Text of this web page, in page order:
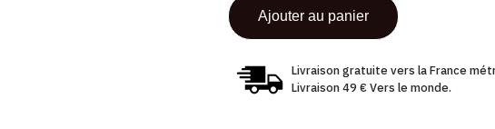
Livraison gratuite vers la France
Livraison 49 € Vers le monde.